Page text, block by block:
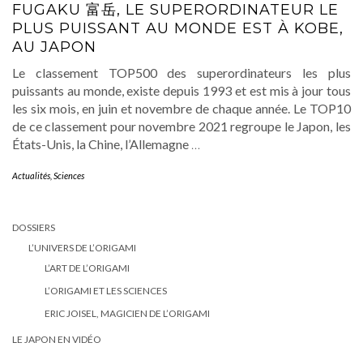
FUGAKU 富岳, LE SUPERORDINATEUR LE
PLUS PUISSANT AU MONDE EST À KOBE,
AU JAPON
Le classement TOP500 des superordinateurs les plus
puissants au monde, existe depuis 1993 et est mis à jour tous
les six mois, en juin et novembre de chaque année. Le TOP10
de ce classement pour novembre 2021 regroupe le Japon, les
États-Unis, la Chine, l’Allemagne …
Actualités Sciences
DOSSIERS
L’UNIVERS DE L’ORIGAMI
L’ART DE L’ORIGAMI
L’ORIGAMI ET LES SCIENCES
ERIC JOISEL, MAGICIEN DE L’ORIGAMI
LE JAPON EN VIDÉO